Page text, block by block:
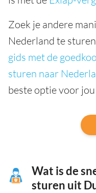
Zoek je andere
Nederland te
gids met de
sturen naar
beste optie voor
Wat is de
sturen uit